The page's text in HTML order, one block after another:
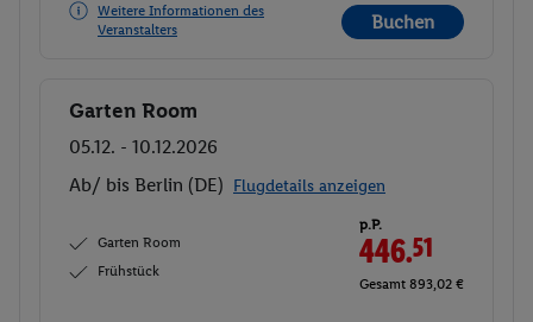
Weitere Informationen des
Veranstalters
Buchen
Buchen
Garten Room
05.12. - 10.12.2026
Ab/ bis Berlin (DE) Flugdetails anzeigen
Garten Room
Frühstück
p.P.
446.51
Gesamt 893,02 €